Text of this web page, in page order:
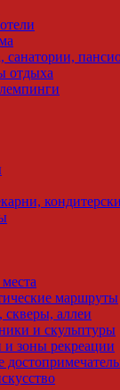
санатории,
отдыха
маршруты
скверы, аллеи
и скульптуры
зоны рекреации